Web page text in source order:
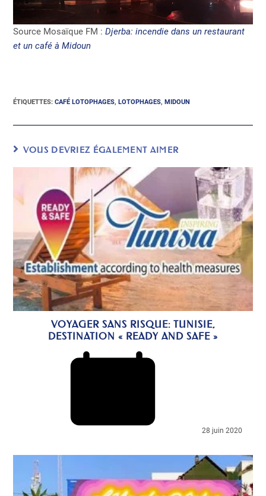
Source Mosaïque FM :Djerba: incendie dans un restaurant
et un café à Midoun
ÉTIQUETTES:CAFÉ LOTOPHAGES, LOTOPHAGES, MIDOUN
VOUS DEVRIEZ ÉGALEMENT AIMER
VOYAGER SANS RISQUE: TUNISIE,
DESTINATION « READY AND SAFE »
28 juin 2020